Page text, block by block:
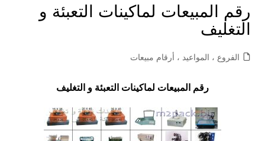
رقم المبيعات لماكينات التعبئة و
التغليف
الفروع ، المواعيد ، أرقام مبيعات
رقم المبيعات لماكينات التعبئة و التغليف